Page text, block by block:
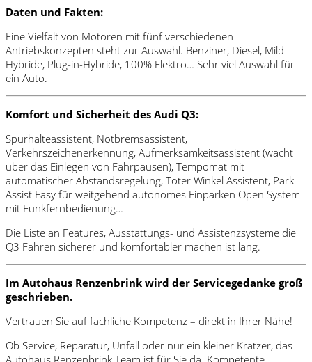
Daten und Fakten:
Eine Vielfalt von Motoren mit fünf verschiedenen
Antriebskonzepten steht zur Auswahl. Benziner, Diesel, Mild-
Hybride, Plug-in-Hybride, 100% Elektro… Sehr viel Auswahl für
ein Auto.
Komfort und Sicherheit des Audi Q3:
Spurhalteassistent, Notbremsassistent,
Verkehrszeichenerkennung, Aufmerksamkeitsassistent (wacht
über das Einlegen von Fahrpausen), Tempomat mit
automatischer Abstandsregelung, Toter Winkel Assistent, Park
Assist Easy für weitgehend autonomes Einparken Open System
mit Funkfernbedienung…
Die Liste an Features, Ausstattungs- und Assistenzsysteme die
Q3 Fahren sicherer und komfortabler machen ist lang.
Im Autohaus Renzenbrink wird der Servicegedanke groß
geschrieben.
Vertrauen Sie auf fachliche Kompetenz – direkt in Ihrer Nähe!
Ob Service, Reparatur, Unfall oder nur ein kleiner Kratzer, das